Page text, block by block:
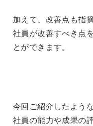
加えて、改善点も指
社員が改善すべき点
とができます。
今回ご紹介したよう
社員の能力や成果の